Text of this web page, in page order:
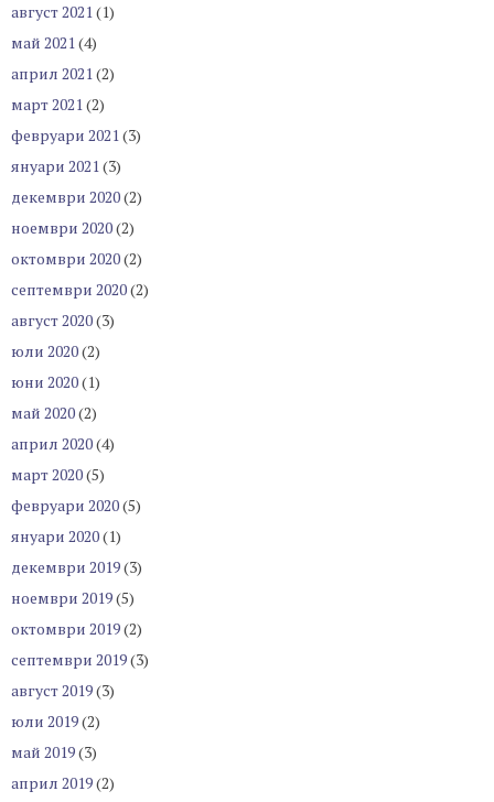
август 2021(1)
май 2021(4)
април 2021(2)
март 2021(2)
февруари 2021(3)
януари 2021(3)
декември 2020(2)
ноември 2020(2)
октомври 2020(2)
септември 2020(2)
август 2020(3)
юли 2020(2)
юни 2020(1)
май 2020(2)
април 2020(4)
март 2020(5)
февруари 2020(5)
януари 2020(1)
декември 2019(3)
ноември 2019(5)
октомври 2019(2)
септември 2019(3)
август 2019(3)
юли 2019(2)
май 2019(3)
април 2019(2)